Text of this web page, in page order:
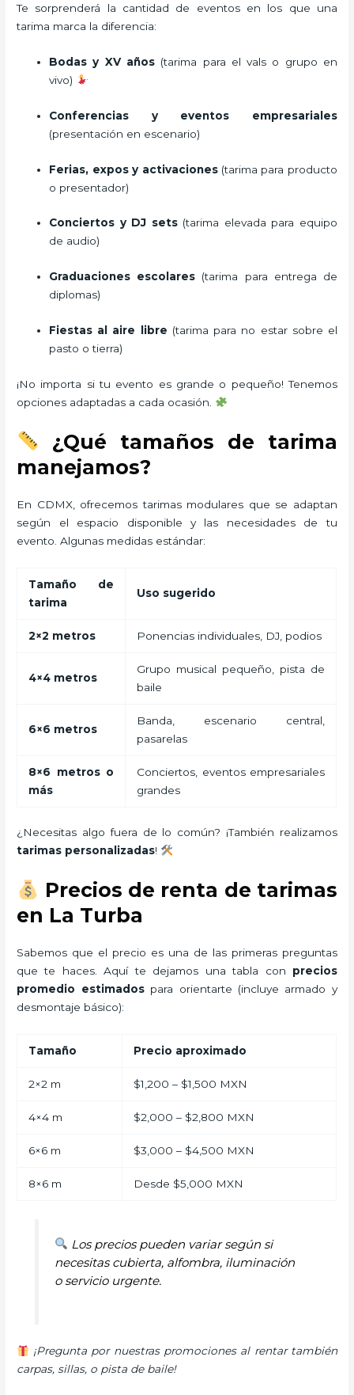
Te sorprenderá la cantidad de eventos en los que una
tarima marca la diferencia:
Bodas y XV años(tarima para el vals o grupo en
vivo)
Conferencias y eventos empresariales
(presentación en escenario)
Ferias, expos y activaciones(tarima para producto
o presentador)
Conciertos y DJ sets(tarima elevada para equipo
de audio)
Graduaciones escolares (tarima para entrega de
diplomas)
Fiestas al aire libre (tarima para no estar sobre el
pasto o tierra)
¡No importa si tu evento es grande o pequeño! Tenemos
opciones adaptadas a cada ocasión.
¿Qué tamaños de tarima
manejamos?
En CDMX, ofrecemos tarimas modulares que se adaptan
según el espacio disponible y las necesidades de tu
evento. Algunas medidas estándar:
Tamaño de
tarima
Uso sugerido
2×2 metros Ponencias individuales, DJ, podios
4×4 metros
Grupo musical pequeño, pista de
baile
6×6 metros
Banda, escenario central,
pasarelas
8×6 metros o
más
Conciertos, eventos empresariales
grandes
¿Necesitas algo fuera de lo común? ¡También realizamos
tarimas personalizadas!
Precios de renta de tarimas
en La Turba
Sabemos que el precio es una de las primeras preguntas
que te haces. Aquí te dejamos una tabla con precios
promedio estimadospara orientarte (incluye armado y
desmontaje básico):
Tamaño Precio aproximado
2×2 m $1,200 – $1,500 MXN
4×4 m $2,000 – $2,800 MXN
6×6 m $3,000 – $4,500 MXN
8×6 m Desde $5,000 MXN
Los precios pueden variar según si
necesitas cubierta, alfombra, iluminación
o servicio urgente.
¡Pregunta por nuestras promociones al rentar también
carpas, sillas, o pista de baile!